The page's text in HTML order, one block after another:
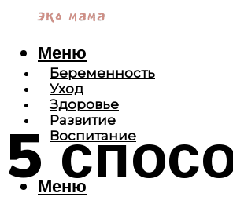
Беременность
Уход
Здоровье
Развитие
Воспитание
Меню
Меню
5